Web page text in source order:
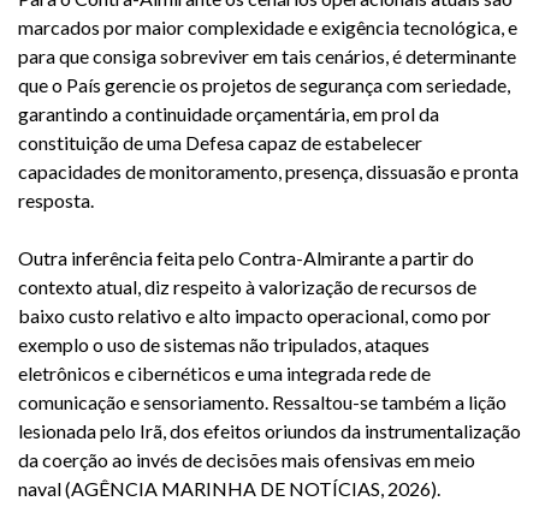
marcados por maior complexidade e exigência tecnológica, e
para que consiga sobreviver em tais cenários, é determinante
que o País gerencie os projetos de segurança com seriedade,
garantindo a continuidade orçamentária, em prol da
constituição de uma Defesa capaz de estabelecer
capacidades de monitoramento, presença, dissuasão e pronta
resposta.
Outra inferência feita pelo Contra-Almirante a partir do
contexto atual, diz respeito à valorização de recursos de
baixo custo relativo e alto impacto operacional, como por
exemplo o uso de sistemas não tripulados, ataques
eletrônicos e cibernéticos e uma integrada rede de
comunicação e sensoriamento. Ressaltou-se também a lição
lesionada pelo Irã, dos efeitos oriundos da instrumentalização
da coerção ao invés de decisões mais ofensivas em meio
naval (AGÊNCIA MARINHA DE NOTÍCIAS, 2026).